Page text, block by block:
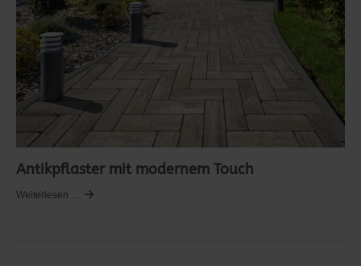
Antikpflaster mit modernem Touch
Weiterlesen …